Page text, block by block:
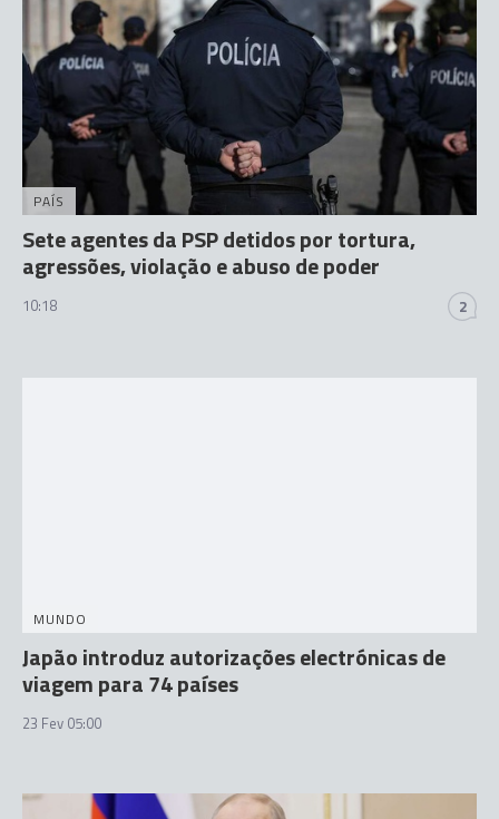
PAÍS
Sete agentes da PSP detidos por tortura,
agressões, violação e abuso de poder
10:18 2
MUNDO
Japão introduz autorizações electrónicas de
viagem para 74 países
23 Fev 05:00